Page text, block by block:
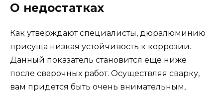
О недостатках
Как утверждают специалисты, дюралюминию
присуща низкая устойчивость к коррозии.
Данный показатель становится еще ниже
после сварочных работ. Осуществляя сварку,
вам придется быть очень внимательным,